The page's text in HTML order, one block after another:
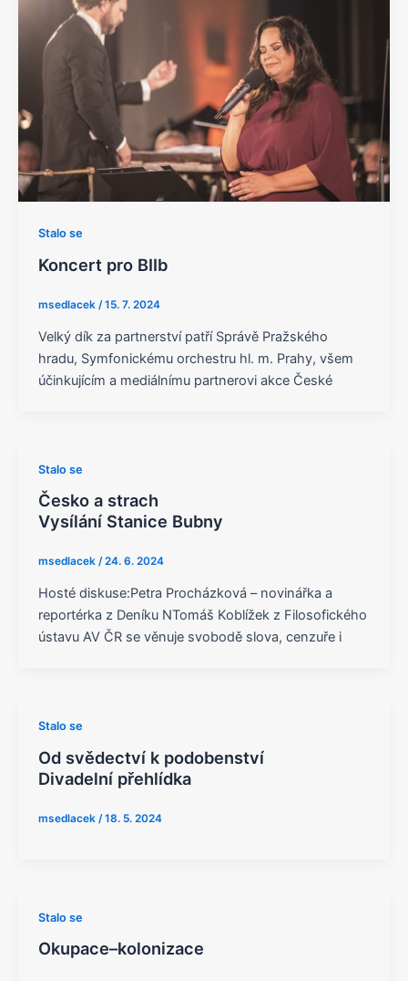
Stalo se
Koncert pro BIIb
msedlacek /15. 7. 2024
Velký dík za partnerství patří Správě Pražského
hradu, Symfonickému orchestru hl. m. Prahy, všem
účinkujícím a mediálnímu partnerovi akce České
Stalo se
Česko a strach
Vysílání Stanice Bubny
msedlacek /24. 6. 2024
Hosté diskuse:Petra Procházková – novinářka a
reportérka z Deníku NTomáš Koblížek z Filosofického
ústavu AV ČR se věnuje svobodě slova, cenzuře i
Stalo se
Od svědectví k podobenství
Divadelní přehlídka
msedlacek /18. 5. 2024
Stalo se
Okupace–kolonizace